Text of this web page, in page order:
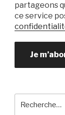
partageons
ce service